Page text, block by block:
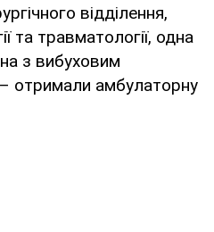
відділення,
та травматології, одна
з вибуховим
отримали амбулаторну